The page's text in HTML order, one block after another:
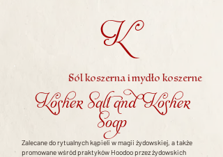
K
Sól koszerna i mydło koszerne
Kosher Salt and Kosher
Soap
Zalecane do rytualnych kąpieli w magii żydowskiej, a także
promowane wśród praktyków Hoodoo przez żydowskich